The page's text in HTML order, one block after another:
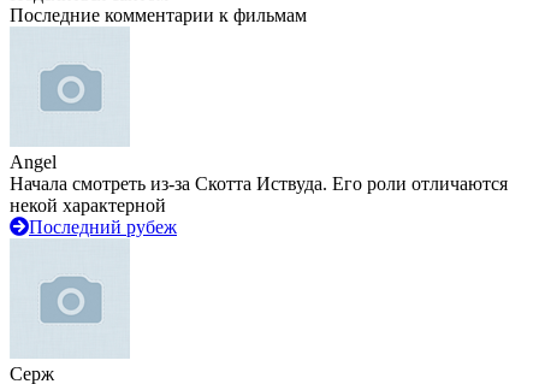
Последние комментарии к фильмам
Angel
Начала смотреть из-за Скотта Иствуда. Его роли отличаются
некой характерной
Последний рубеж
Серж